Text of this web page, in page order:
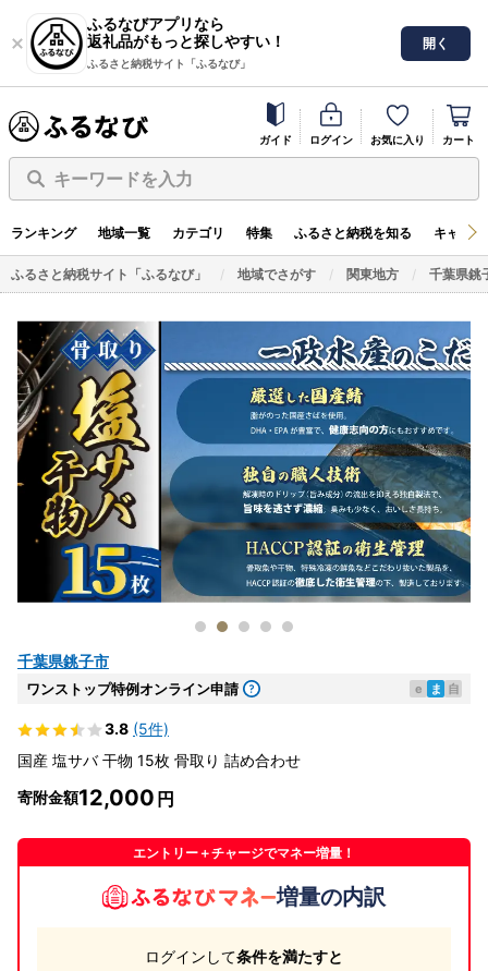
ふるなびアプリなら
返礼品がもっと探しやすい！
ふるさと納税サイト「ふるなび」
開く
ガイド ログイン お気に入り カート
キーワードを入力
ランキング 地域一覧 カテゴリ 特集 ふるさと納税を知る キャン
ふるさと納税サイト「ふるなび」 地域でさがす 関東地方 千葉県銚
千葉県銚子市
ワンストップ特例オンライン申請 e ま 自
3.8 (5件)
国産 塩サバ 干物 15枚 骨取り 詰め合わせ
寄附金額12,000
エントリー＋チャージでマネー増量！
増量の内訳
ログインして条件を満たすと